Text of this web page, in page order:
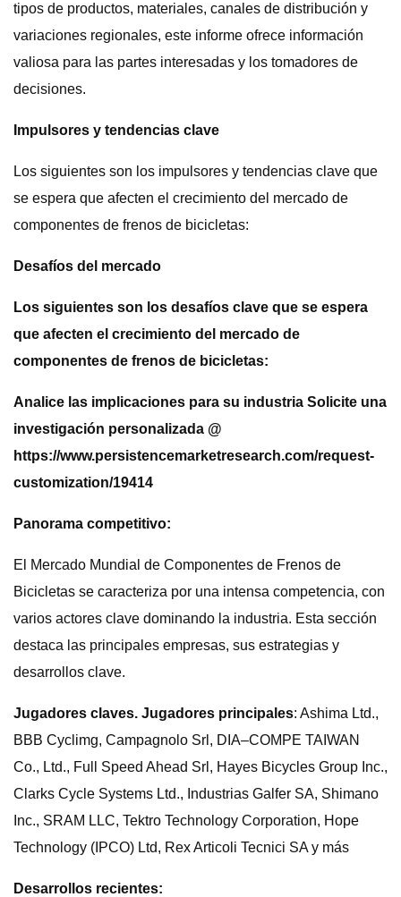
tipos de productos, materiales, canales de distribución y
variaciones regionales, este informe ofrece información
valiosa para las partes interesadas y los tomadores de
decisiones.
Impulsores y tendencias clave
Los siguientes son los impulsores y tendencias clave que
se espera que afecten el crecimiento del mercado de
componentes de frenos de bicicletas:
Desafíos del mercado
Los siguientes son los desafíos clave que se espera
que afecten el crecimiento del mercado de
componentes de frenos de bicicletas:
Analice las implicaciones para su industria Solicite una
investigación personalizada @
https://www.persistencemarketresearch.com/request-
customization/19414
Panorama competitivo:
El Mercado Mundial de Componentes de Frenos de
Bicicletas se caracteriza por una intensa competencia, con
varios actores clave dominando la industria. Esta sección
destaca las principales empresas, sus estrategias y
desarrollos clave.
Jugadores claves. Jugadores principales: Ashima Ltd.,
BBB Cyclimg, Campagnolo Srl, DIA–COMPE TAIWAN
Co., Ltd., Full Speed ​​Ahead Srl, Hayes Bicycles Group Inc.,
Clarks Cycle Systems Ltd., Industrias Galfer SA, Shimano
Inc., SRAM LLC, Tektro Technology Corporation, Hope
Technology (IPCO) Ltd, Rex Articoli Tecnici SA y más
Desarrollos recientes: